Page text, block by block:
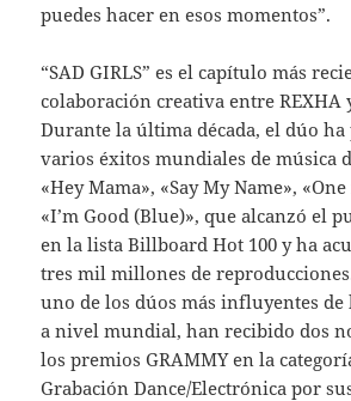
puedes hacer en esos momentos”.
“SAD GIRLS” es el capítulo más
colaboración creativa entre REXHA
Durante la última década, el dúo
varios éxitos mundiales de música
«Hey Mama», «Say My Name»,
«I’m Good (Blue)», que alcanzó el
en la lista Billboard Hot 100 y ha
tres mil millones de
uno de los dúos más influyentes de
a nivel mundial, han recibido dos
los premios GRAMMY en la
Grabación Dance/Electrónica por